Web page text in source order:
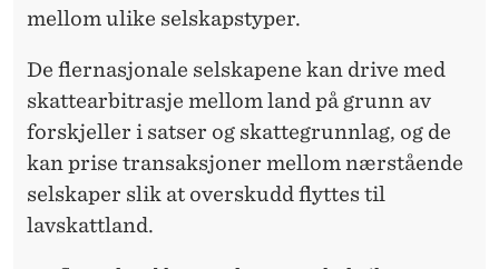
mellom ulike selskapstyper.
De flernasjonale selskapene kan drive med
skattearbitrasje mellom land på grunn av
forskjeller i satser og skattegrunnlag, og de
kan prise transaksjoner mellom nærstående
selskaper slik at overskudd flyttes til
lavskattland.